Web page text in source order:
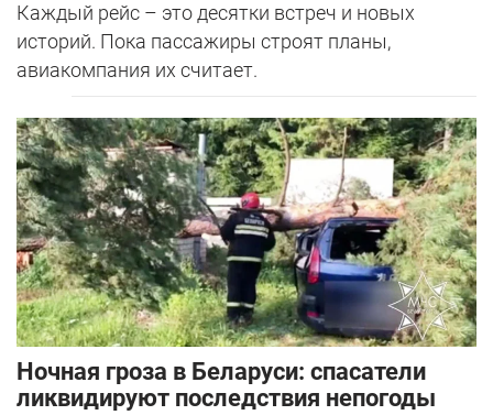
Каждый рейс – это десятки встреч и новых
историй. Пока пассажиры строят планы,
авиакомпания их считает.
Ночная гроза в Беларуси: спасатели
ликвидируют последствия непогоды